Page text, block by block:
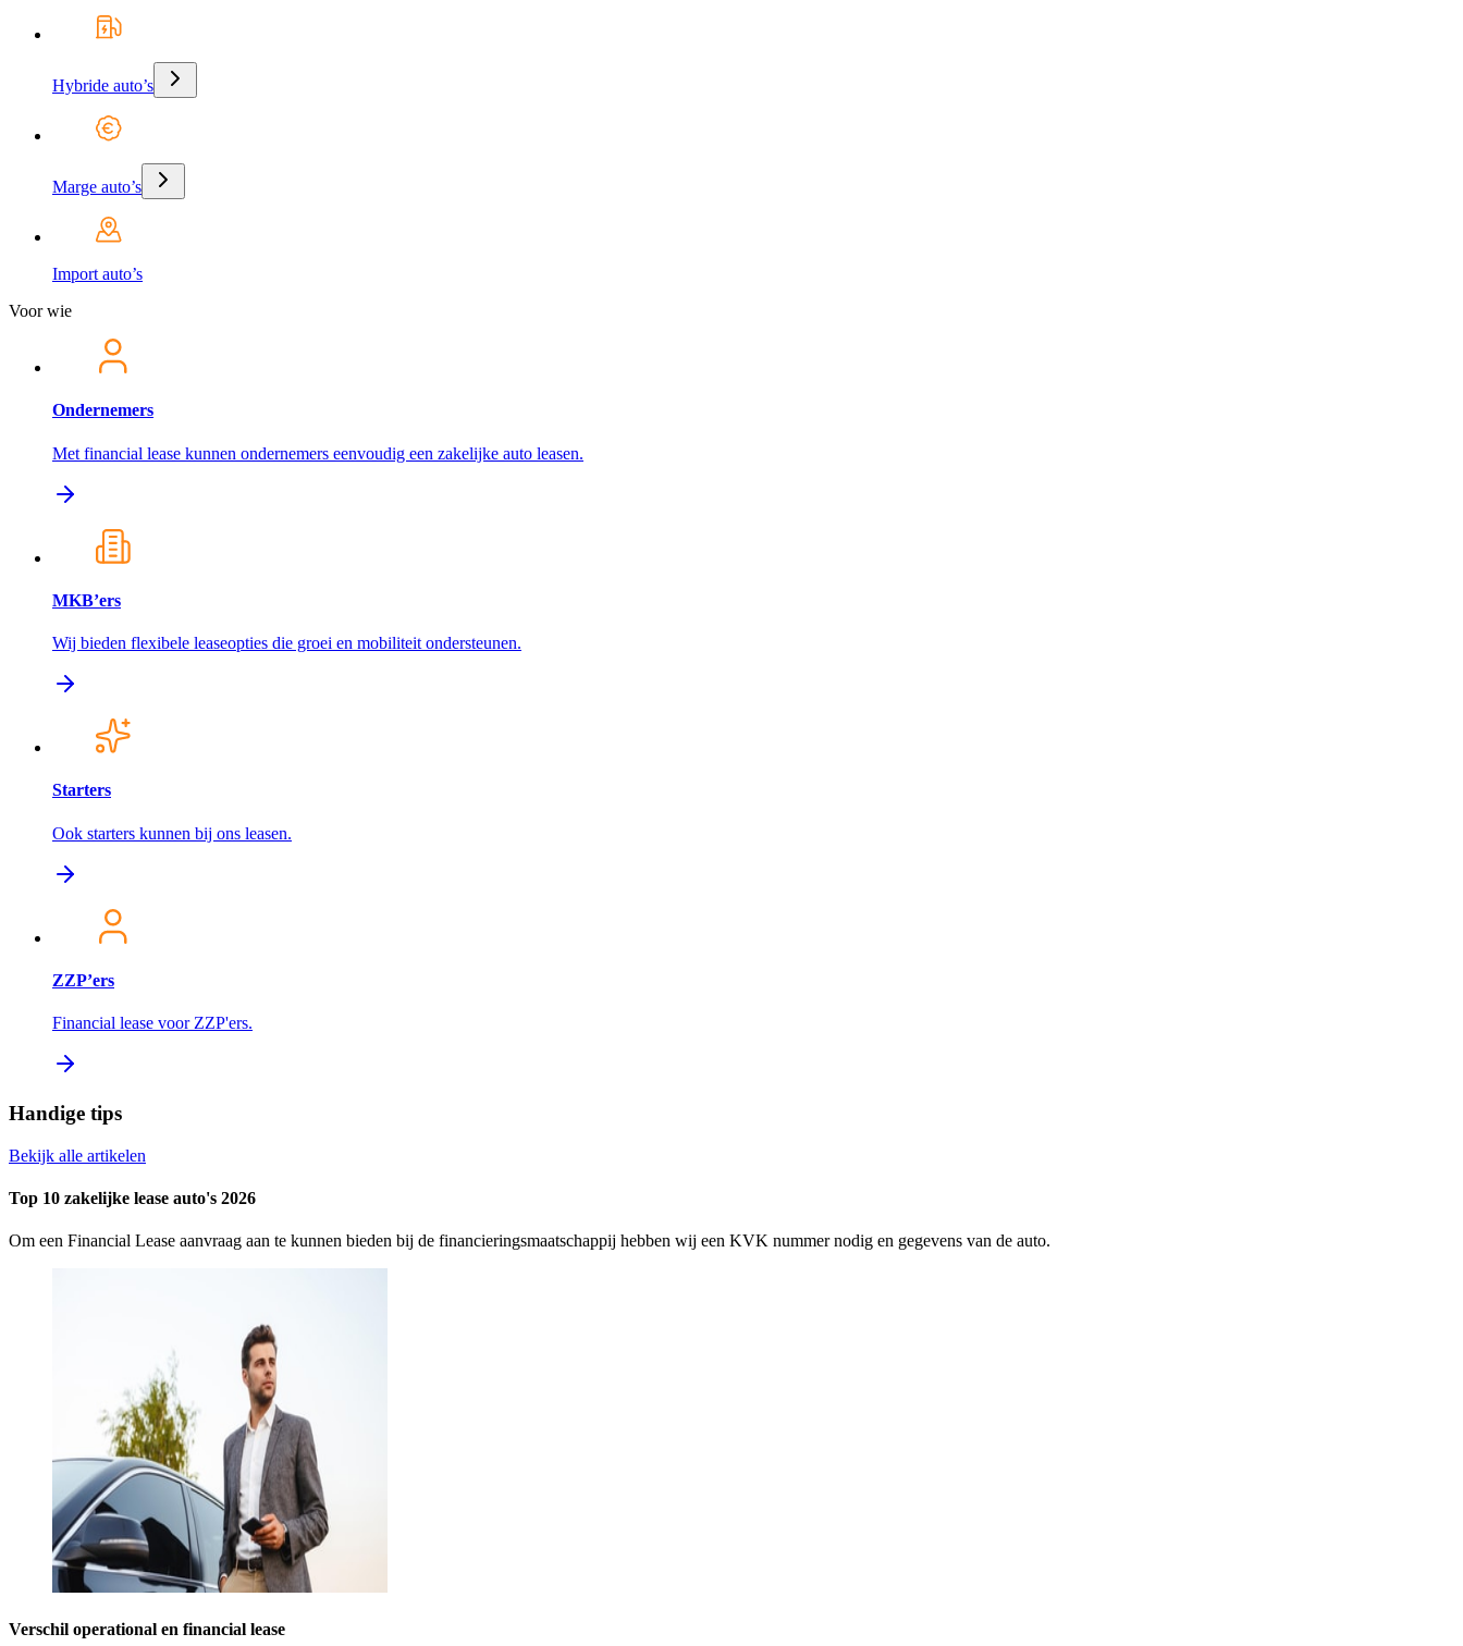
Hybride auto’s
Marge auto’s
Import auto’s
Voor wie
Ondernemers
Met financial lease kunnen ondernemers eenvoudig een zakelijke auto leasen.
MKB’ers
Wij bieden flexibele leaseopties die groei en mobiliteit ondersteunen.
Starters
Ook starters kunnen bij ons leasen.
ZZP’ers
Financial lease voor ZZP'ers.
Handige tips
Bekijk alle artikelen
Top 10 zakelijke lease auto's 2026
Om een Financial Lease aanvraag aan te kunnen bieden bij de financieringsmaatschappij hebben wij een KVK nummer nodig en gegevens van de auto.
Verschil operational en financial lease